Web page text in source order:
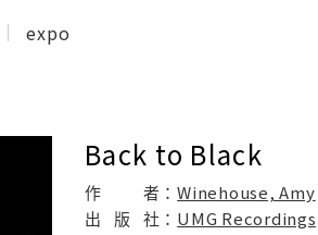
expo
Back to Black
作 者：Winehouse, Amy
出
版 社： UMG